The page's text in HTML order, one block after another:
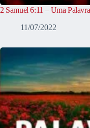
2 Samuel 6:11 – Uma
11/07/2022